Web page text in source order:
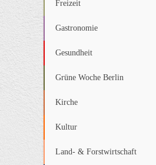
Freizeit
Gastronomie
Gesundheit
Grüne Woche Berlin
Kirche
Kultur
Land- & Forstwirtschaft